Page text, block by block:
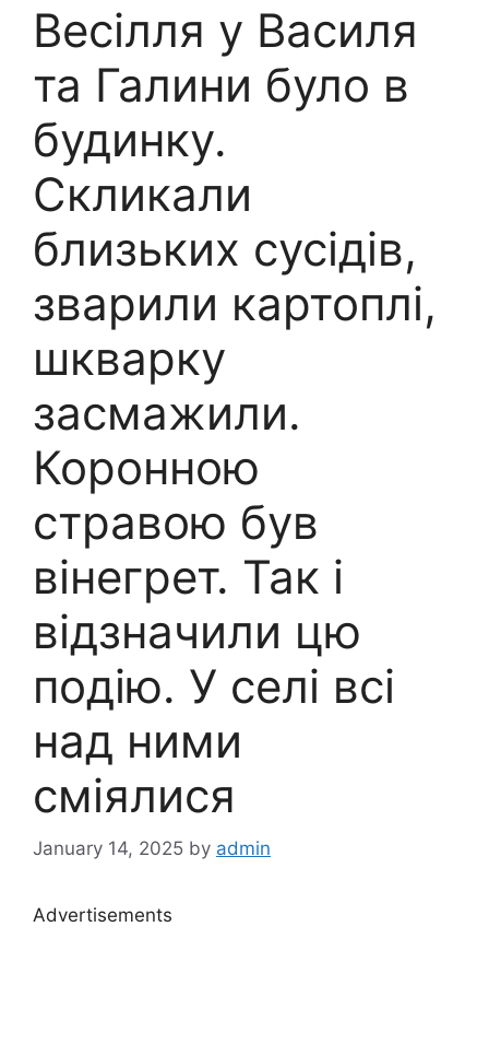
Весілля у Василя
та Галини було в
будинку.
Скликали
близьких сусідів,
зварили картоплі,
шкварку
засмажили.
Коронною
стравою був
вінегрет. Так і
відзначили цю
подію. У селі всі
над ними
сміялися
January 14, 2025 by admin
Advertisements